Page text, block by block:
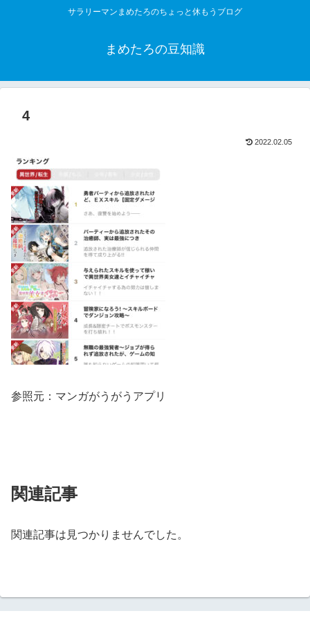
サラリーマンまめたろのちょっと休もうブログ
まめたろの豆知識
4
2022.02.05
参照元：マンガがうがうアプリ
関連記事
関連記事は見つかりませんでした。